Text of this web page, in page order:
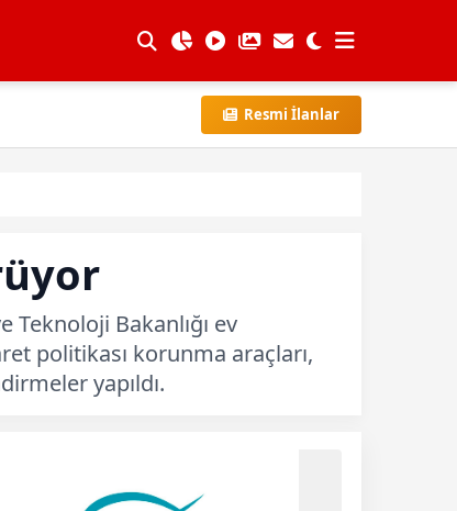
Resmi İlanlar
Teknoloji Bakanlığı ev
politikası korunma araçları,
yapıldı.